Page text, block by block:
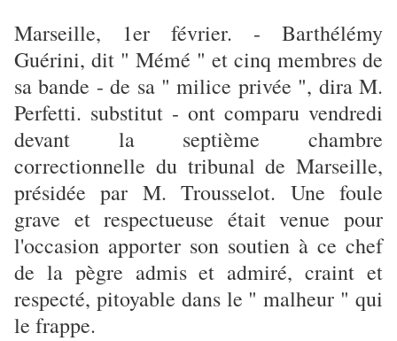
Marseille, 1er février. - Barthélémy
Guérini, dit " Mémé " et cinq membres de
sa bande - de sa " milice privée ", dira M.
Perfetti. substitut - ont comparu vendredi
devant la septième chambre
correctionnelle du tribunal de Marseille,
présidée par M. Trousselot. Une foule
grave et respectueuse était venue pour
l'occasion apporter son soutien à ce chef
de la pègre admis et admiré, craint et
respecté, pitoyable dans le " malheur " qui
le frappe.